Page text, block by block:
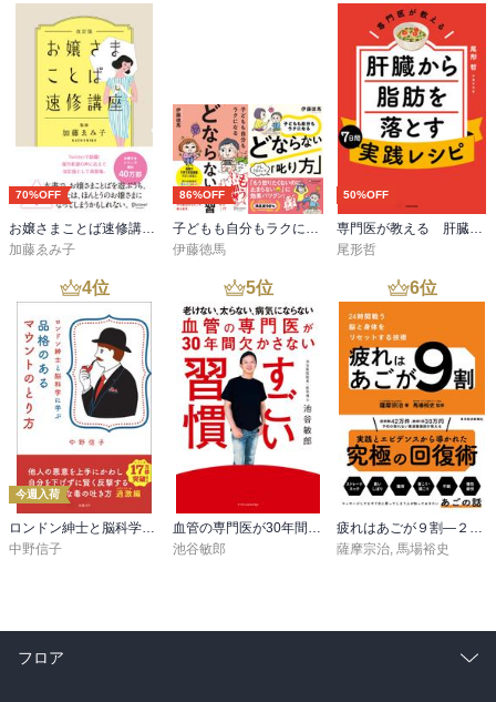
70%OFF
お嬢さまことば速修講座 改訂版
加藤ゑみ子
86%OFF
子どもも自分もラクになる どならない練習＋どならない叱り方【2冊合本版】
伊藤徳馬
50%OFF
専門医が教える 肝臓から脂肪を落とす7日間実践レシピ
尾形哲
4位
今週入荷
中野信子
5位
池谷敏郎
6位
薩摩宗治 馬場裕史
フロア